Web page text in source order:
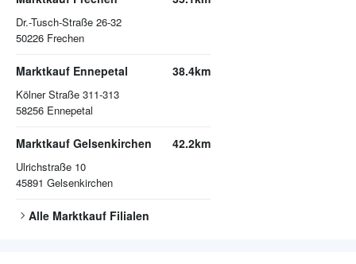
Dr.-Tusch-Straße 26-32
50226 Frechen
Marktkauf Ennepetal
Kölner Straße 311-313
58256 Ennepetal
38.4km
Marktkauf Gelsenkirchen
Ulrichstraße 10
45891 Gelsenkirchen
42.2km
Alle Marktkauf Filialen